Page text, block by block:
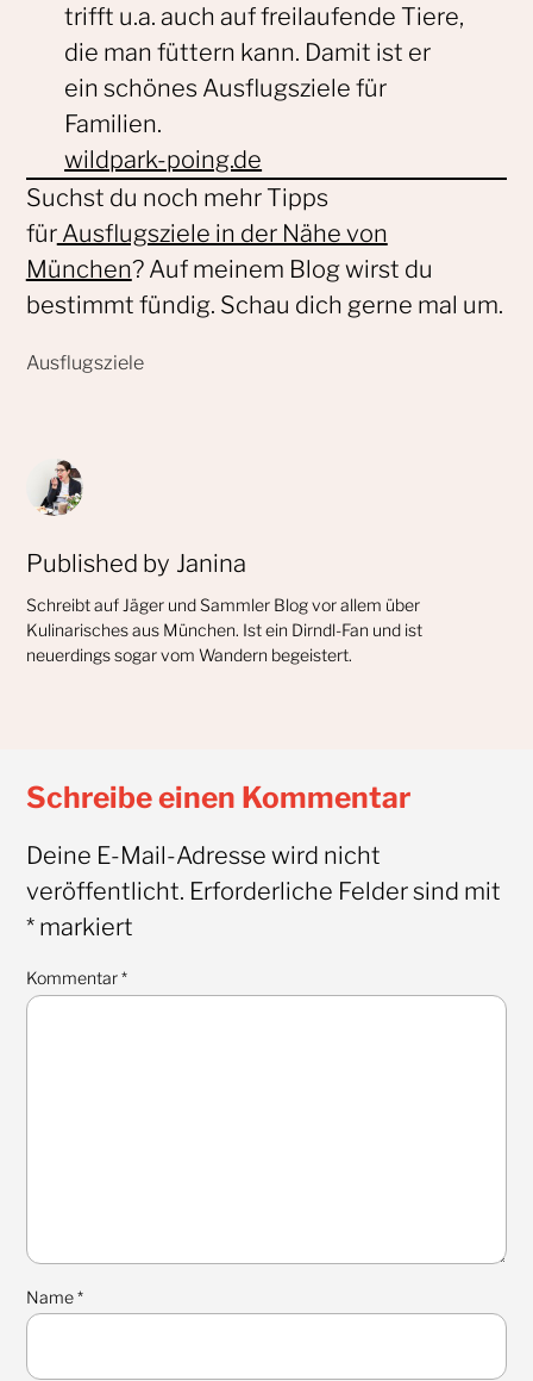
trifft u.a. auch auf freilaufende Tiere,
die man füttern kann. Damit ist er
ein schönes Ausflugsziele für
Familien.
wildpark-poing.de
Suchst du noch mehr Tipps
fürAusflugsziele in der Nähe von
München? Auf meinem Blog wirst du
bestimmt fündig. Schau dich gerne mal um.
Published by Janina
Schreibt auf Jäger und Sammler Blog vor allem über
Kulinarisches aus München. Ist ein Dirndl-Fan und ist
neuerdings sogar vom Wandern begeistert.
Schreibe einen Kommentar
Deine E-Mail-Adresse wird nicht
veröffentlicht. Erforderliche Felder sind mit
*markiert
Kommentar*
Name*